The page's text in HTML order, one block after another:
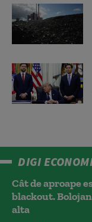
DIGI
Cât de aproape
blackout.
alta